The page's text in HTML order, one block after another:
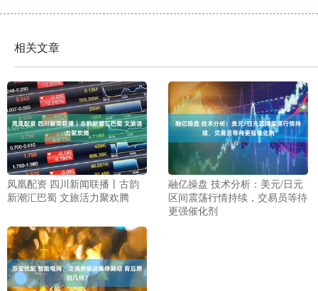
相关文章
凤凰配资 四川新闻联播丨古韵
新潮汇巴蜀 文旅活力聚欢腾
融亿操盘 技术分析：美元/日元
区间震荡行情持续，交易员等待
更强催化剂